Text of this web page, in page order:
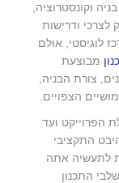
וקונסטרוציה,
ודרישות
לוגיסטי, אולם
מבוצעת
צורת הבניה,
הצפויים.
הפרוייקט ועד
התקציבי
לתעשיה אתה
התכנון